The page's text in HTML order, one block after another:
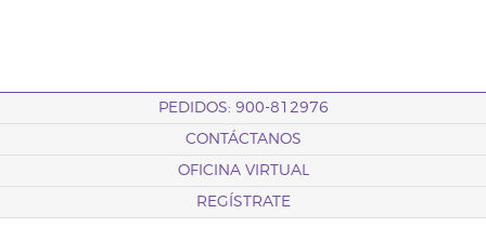
PEDIDOS: 900-812976
CONTÁCTANOS
OFICINA VIRTUAL
REGÍSTRATE